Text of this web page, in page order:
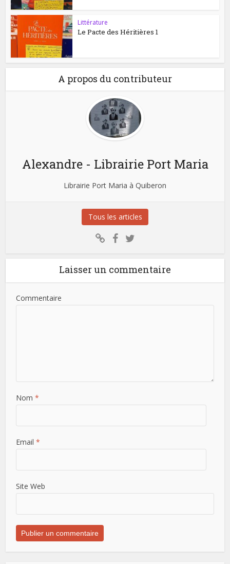
Littérature
Le Pacte des Héritières 1
A propos du contributeur
Alexandre - Librairie Port Maria
Librairie Port Maria à Quiberon
Tous les articles
Laisser un commentaire
Commentaire
Nom *
Email *
Site Web